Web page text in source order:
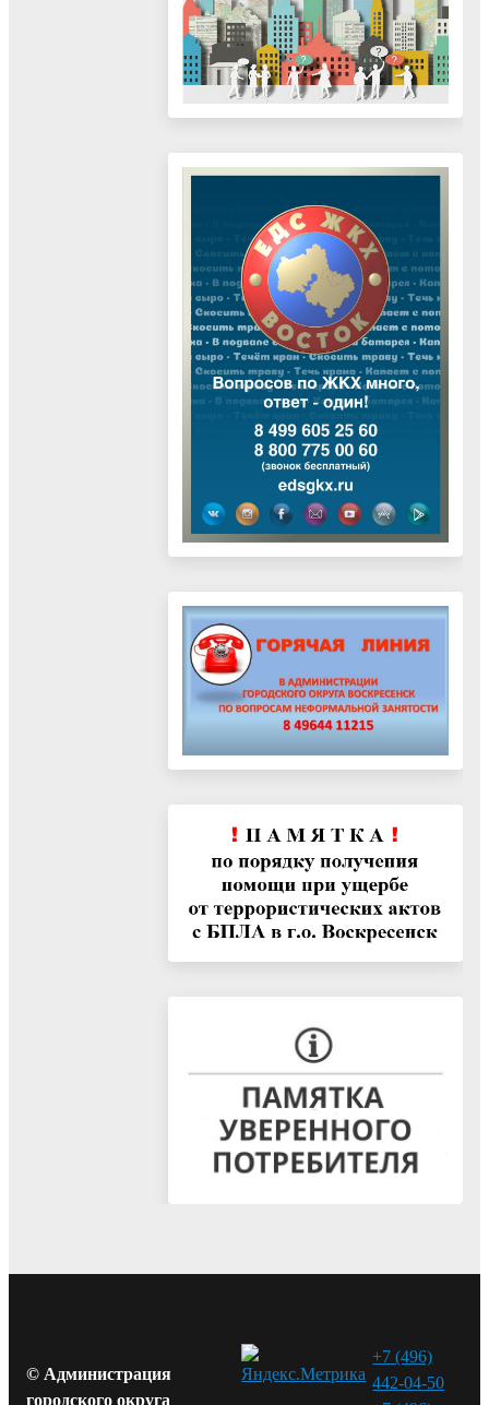
© Администрация
городского округа
+7 (496)
442-04-50